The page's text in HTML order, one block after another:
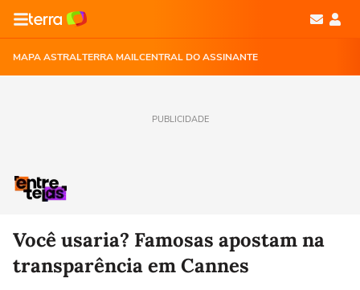
MAPA ASTRALTERRA MAILCENTRAL DO ASSINANTE
PUBLICIDADE
Você usaria? Famosas apostam na
transparência em Cannes